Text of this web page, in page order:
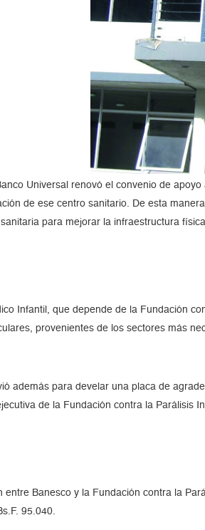
Universal renovó el convenio de
de ese centro sanitario. De esta
para mejorar la infraestructura
Infantil, que depende de la Fundación
provenientes de los sectores más
además para develar una placa de
de la Fundación contra la Parálisis
entre Banesco y la Fundación contra la
95.040.